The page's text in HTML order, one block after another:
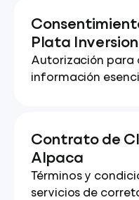
Plata
Autorización para
información
Contrato de
Alpaca
Términos y
servicios de